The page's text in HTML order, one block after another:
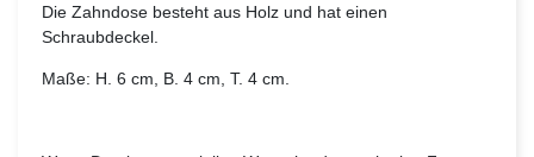
Die Zahndose besteht aus Holz und hat einen
Schraubdeckel.
Maße: H. 6 cm, B. 4 cm, T. 4 cm.